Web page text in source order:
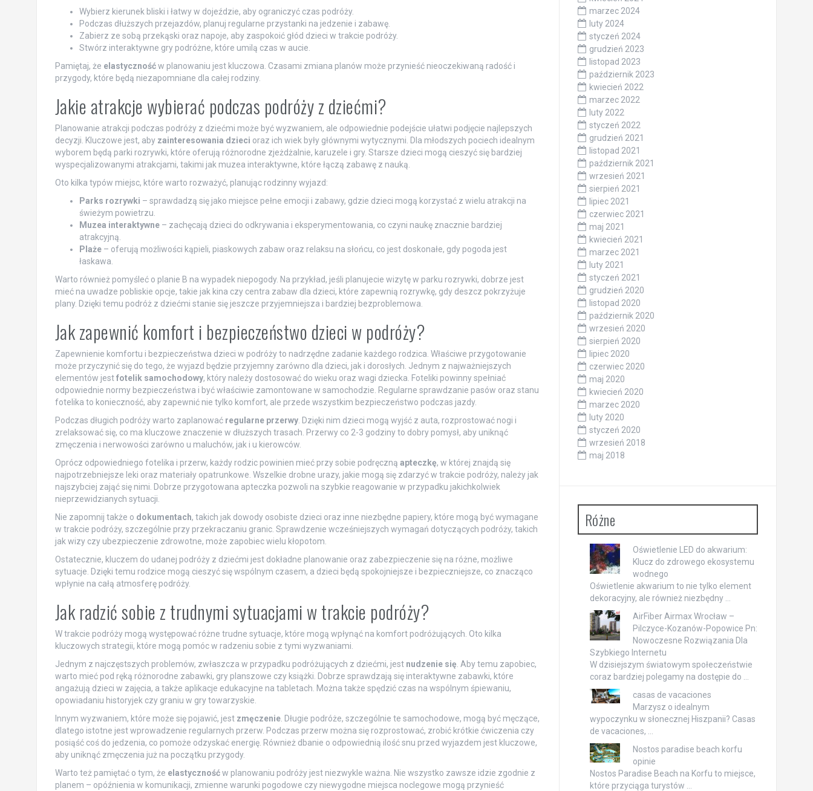
Wybierz kierunek bliski i łatwy w dojeździe, aby ograniczyć czas podróży.
Podczas dłuższych przejazdów, planuj regularne przystanki na jedzenie i zabawę.
Zabierz ze sobą przekąski oraz napoje, aby zaspokoić głód dzieci w trakcie podróży.
Stwórz interaktywne gry podróżne, które umilą czas w aucie.
Pamiętaj, że elastycznośćw planowaniu jest kluczowa. Czasami zmiana planów może przynieść nieoczekiwaną radość i
przygody, które będą niezapomniane dla całej rodziny.
Jakie atrakcje wybierać podczas podróży z dziećmi?
Planowanie atrakcji podczas podróży z dziećmi może być wyzwaniem, ale odpowiednie podejście ułatwi podjęcie najlepszych
decyzji. Kluczowe jest, aby zainteresowania dzieci oraz ich wiek były głównymi wytycznymi. Dla młodszych pociech idealnym
wyborem będą parki rozrywki, które oferują różnorodne zjeżdżalnie, karuzele i gry. Starsze dzieci mogą cieszyć się bardziej
wyspecjalizowanymi atrakcjami, takimi jak muzea interaktywne, które łączą zabawę z nauką.
Oto kilka typów miejsc, które warto rozważyć, planując rodzinny wyjazd:
Parks rozrywki – sprawdadzą się jako miejsce pełne emocji i zabawy, gdzie dzieci mogą korzystać z wielu atrakcji na
świeżym powietrzu.
Muzea interaktywne– zachęcają dzieci do odkrywania i eksperymentowania, co czyni naukę znacznie bardziej
atrakcyjną.
Plaże– oferują możliwości kąpieli, piaskowych zabaw oraz relaksu na słońcu, co jest doskonałe, gdy pogoda jest
łaskawa.
Warto również pomyśleć o planie B na wypadek niepogody. Na przykład, jeśli planujecie wizytę w parku rozrywki, dobrze jest
mieć na uwadze pobliskie opcje, takie jak kina czy centra zabaw dla dzieci, które zapewnią rozrywkę, gdy deszcz pokrzyżuje
plany. Dzięki temu podróż z dziećmi stanie się jeszcze przyjemniejsza i bardziej bezproblemowa.
Jak zapewnić komfort i bezpieczeństwo dzieci w podróży?
Zapewnienie komfortu i bezpieczeństwa dzieci w podróży to nadrzędne zadanie każdego rodzica. Właściwe przygotowanie
może przyczynić się do tego, że wyjazd będzie przyjemny zarówno dla dzieci, jak i dorosłych. Jednym z najważniejszych
elementów jestfotelik samochodowy, który należy dostosować do wieku oraz wagi dziecka. Foteliki powinny spełniać
odpowiednie normy bezpieczeństwa i być właściwie zamontowane w samochodzie. Regularne sprawdzanie pasów oraz stanu
fotelika to konieczność, aby zapewnić nie tylko komfort, ale przede wszystkim bezpieczeństwo podczas jazdy.
Podczas długich podróży warto zaplanować regularne przerwy. Dzięki nim dzieci mogą wyjść z auta, rozprostować nogi i
zrelaksować się, co ma kluczowe znaczenie w dłuższych trasach. Przerwy co 2-3 godziny to dobry pomysł, aby uniknąć
zmęczenia i nerwowości zarówno u maluchów, jak i u kierowców.
Oprócz odpowiedniego fotelika i przerw, każdy rodzic powinien mieć przy sobie podręczną apteczkę, w której znajdą się
najpotrzebniejsze leki oraz materiały opatrunkowe. Wszelkie drobne urazy, jakie mogą się zdarzyć w trakcie podróży, należy jak
najszybciej zająć się nimi. Dobrze przygotowana apteczka pozwoli na szybkie reagowanie w przypadku jakichkolwiek
nieprzewidzianych sytuacji.
Nie zapomnij także o dokumentach, takich jak dowody osobiste dzieci oraz inne niezbędne papiery, które mogą być wymagane
w trakcie podróży, szczególnie przy przekraczaniu granic. Sprawdzenie wcześniejszych wymagań dotyczących podróży, takich
jak wizy czy ubezpieczenie zdrowotne, może zapobiec wielu kłopotom.
Ostatecznie, kluczem do udanej podróży z dziećmi jest dokładne planowanie oraz zabezpieczenie się na różne, możliwe
sytuacje. Dzięki temu rodzice mogą cieszyć się wspólnym czasem, a dzieci będą spokojniejsze i bezpieczniejsze, co znacząco
wpłynie na całą atmosferę podróży.
Jak radzić sobie z trudnymi sytuacjami w trakcie podróży?
W trakcie podróży mogą występować różne trudne sytuacje, które mogą wpłynąć na komfort podróżujących. Oto kilka
kluczowych strategii, które mogą pomóc w radzeniu sobie z tymi wyzwaniami.
Jednym z najczęstszych problemów, zwłaszcza w przypadku podróżujących z dziećmi, jest nudzenie się. Aby temu zapobiec,
warto mieć pod ręką różnorodne zabawki, gry planszowe czy książki. Dobrze sprawdzają się interaktywne zabawki, które
angażują dzieci w zajęcia, a także aplikacje edukacyjne na tabletach. Można także spędzić czas na wspólnym śpiewaniu,
opowiadaniu historyjek czy graniu w gry towarzyskie.
Innym wyzwaniem, które może się pojawić, jest zmęczenie. Długie podróże, szczególnie te samochodowe, mogą być męczące,
dlatego istotne jest wprowadzenie regularnych przerw. Podczas przerw można się rozprostować, zrobić krótkie ćwiczenia czy
posiąść coś do jedzenia, co pomoże odzyskać energię. Również dbanie o odpowiednią ilość snu przed wyjazdem jest kluczowe,
aby uniknąć zmęczenia już na początku przygody.
Warto też pamiętać o tym, że elastycznośćw planowaniu podróży jest niezwykle ważna. Nie wszystko zawsze idzie zgodnie z
planem – opóźnienia w komunikacji, zmienne warunki pogodowe czy niewygodne miejsca noclegowe mogą przynieść
marzec 2024
luty 2024
styczeń 2024
grudzień 2023
listopad 2023
październik 2023
kwiecień 2022
marzec 2022
luty 2022
styczeń 2022
grudzień 2021
listopad 2021
październik 2021
wrzesień 2021
sierpień 2021
lipiec 2021
czerwiec 2021
maj 2021
kwiecień 2021
marzec 2021
luty 2021
styczeń 2021
grudzień 2020
listopad 2020
październik 2020
wrzesień 2020
sierpień 2020
lipiec 2020
czerwiec 2020
maj 2020
kwiecień 2020
marzec 2020
luty 2020
styczeń 2020
wrzesień 2018
maj 2018
Różne
Oświetlenie LED do akwarium:
Klucz do zdrowego ekosystemu
wodnego
Oświetlenie akwarium to nie tylko element
dekoracyjny, ale również niezbędny …
AirFiber Airmax Wrocław –
Pilczyce-Kozanów-Popowice Pn:
Nowoczesne Rozwiązania Dla
Szybkiego Internetu
W dzisiejszym światowym społeczeństwie
coraz bardziej polegamy na dostępie do …
casas de vacaciones
Marzysz o idealnym
wypoczynku w słonecznej Hiszpanii? Casas
de vacaciones, …
Nostos paradise beach korfu
opinie
Nostos Paradise Beach na Korfu to miejsce,
które przyciąga turystów …